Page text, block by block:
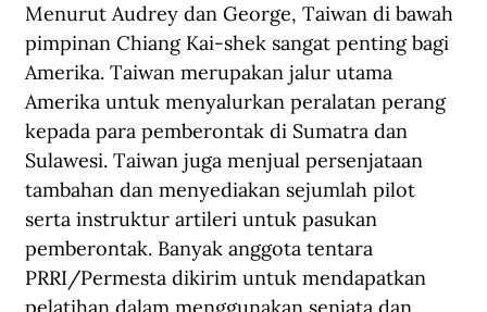
Menurut Audrey dan George, Taiwan di bawah
pimpinan Chiang Kai-shek sangat penting bagi
Amerika. Taiwan merupakan jalur utama
Amerika untuk menyalurkan peralatan perang
kepada para pemberontak di Sumatra dan
Sulawesi. Taiwan juga menjual persenjataan
tambahan dan menyediakan sejumlah pilot
serta instruktur artileri untuk pasukan
pemberontak. Banyak anggota tentara
PRRI/Permesta dikirim untuk mendapatkan